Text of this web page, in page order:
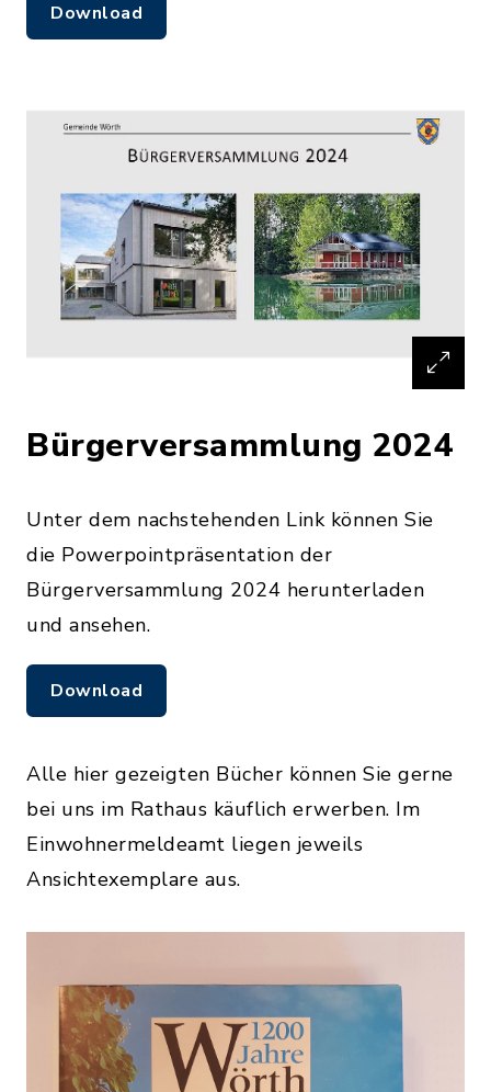
Download
Bürgerversammlung 2024
Unter dem nachstehenden Link können Sie
die Powerpointpräsentation der
Bürgerversammlung 2024 herunterladen
und ansehen.
Download
Alle hier gezeigten Bücher können Sie gerne
bei uns im Rathaus käuflich erwerben. Im
Einwohnermeldeamt liegen jeweils
Ansichtexemplare aus.